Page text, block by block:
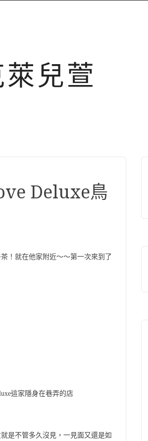
萊兒萱
Deluxe鳥
！就在他家附近～～第一次來到了
這家隱身在巷弄的店
是不管多久沒見，一見面又還是如